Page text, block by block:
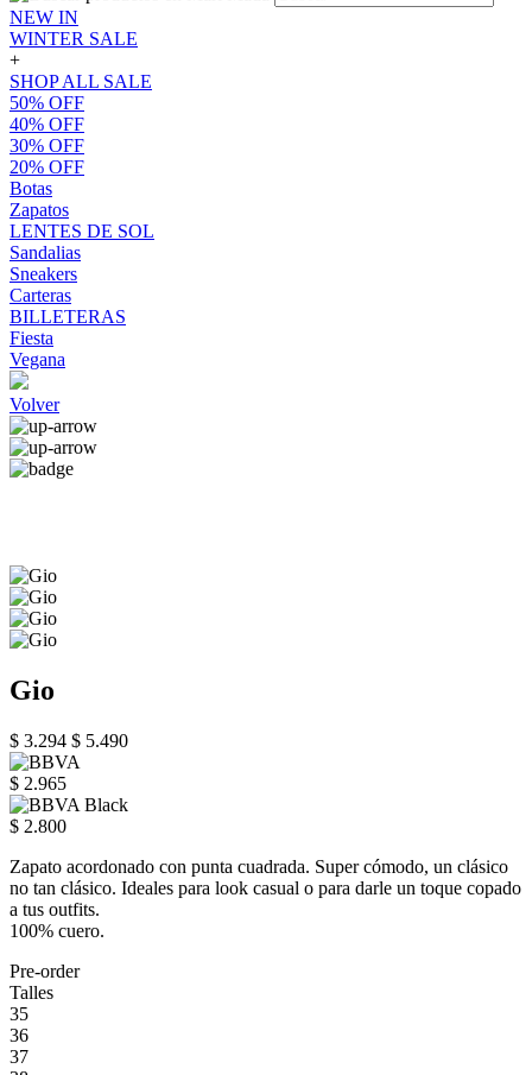
NEW IN
WINTER SALE
+
SHOP ALL SALE
50% OFF
40% OFF
30% OFF
20% OFF
Botas
Zapatos
LENTES DE SOL
Sandalias
Sneakers
Carteras
BILLETERAS
Fiesta
Vegana
Volver
Gio
$ 3.294 $ 5.490
$ 2.965
$ 2.800
Zapato acordonado con punta cuadrada. Super cómodo, un clásico
no tan clásico. Ideales para look casual o para darle un toque copado
a tus outfits.
100% cuero.
Pre-order
Talles
35
36
37